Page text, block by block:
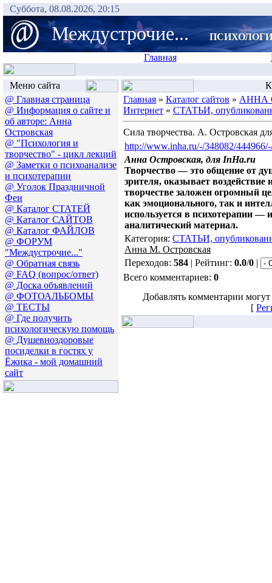
Суббота, 08.08.2026, 20:15
Междустрочие...
Главная
Меню сайта
@ Главная страница
@ Информация о сайте и
об авторе: Анна
Островская
@ "Психология и
творчество" - цикл лекций
@ Заметки о психоанализе
и психотерапии
@ Уголок Праздничной
Феи
@ Каталог СТАТЕЙ
@ Каталог САЙТОВ
@ Каталог ФАЙЛОВ
@ ФОРУМ
"Междустрочие..."
@ Обратная связь
@ FAQ (вопрос/ответ)
@ Доска объявлений
@ ФОТОАЛЬБОМЫ
@ ТЕСТЫ
@ Где получить
психологическую помощь
@ Душевноздоровые
посиделки в гостях у
Ёжика - мой домашний
сайт
Главная » Каталог сайтов » АННА
Интернет » СТАТЬИ,
Сила творчества. А. Островская
http://www.inha.ru/-/348082/
Анна Островская, для InHa.ru
Творчество — это общение от
зрителя, оказывает воздействие
творчестве заложен огромный
как эмоционального, так и
используется в психотерапии —
аналитический материал.
Категория: СТАТЬИ,
Анна М. Островская
Переходов: 584 | Рейтинг: 0.0/0 |
Всего комментариев: 0
Добавлять комментарии
[